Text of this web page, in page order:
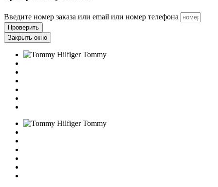
Введите номер заказа или email или номер телефона
Проверить
Закрыть окно